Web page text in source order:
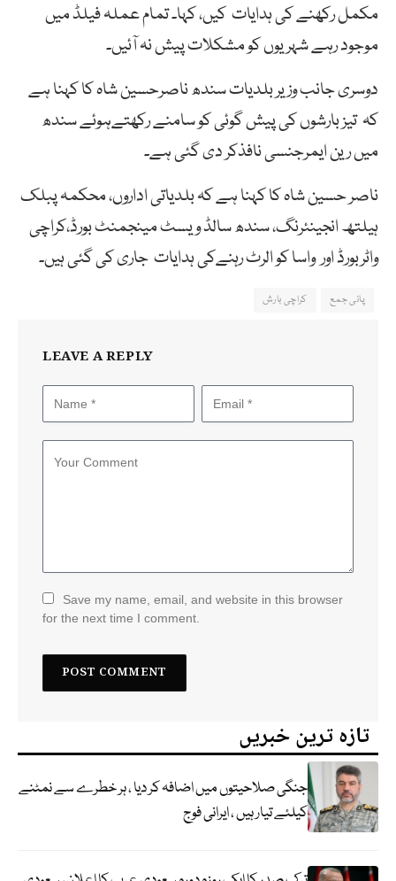
مکمل رکھنے کی ہدایات کیں، کہا۔ تمام عملہ فیلڈ میں
موجود رہے شہریوں کو مشکلات پیش نہ آئیں۔
دوسری جانب وزیر بلدیات سندھ ناصرحسین شاہ کا کہنا ہے
کہ تیز بارشوں کی پیش گوئی کو سامنے رکھتےہوئے سندھ
میں رین ایمرجنسی نافذکر دی گئی ہے۔
ناصر حسین شاہ کا کہنا ہے کہ بلدیاتی اداروں، محکمہ پبلک
ہیلتھ انجینئرنگ، سندھ سالڈ ویسٹ مینجمنٹ بورڈ،کراچی
واٹربورڈ اور واسا کو الرٹ رہنےکی ہدایات جاری کی گئی ہیں۔
پانی جمع کراچی بارش
LEAVE A REPLY
Save my name, email, and website in this browser
for the next time I comment.
تازہ ترین خبریں
جنگی صلاحیتوں میں اضافہ کر دیا ، ہر خطرے سے نمٹنے
کیلئے تیار ہیں ، ایرانی فوج